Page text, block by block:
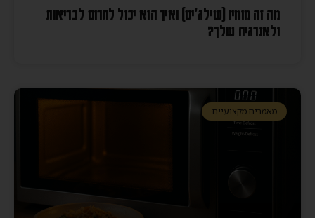
מה זה מומיו (שילג׳יט) ואיך הוא יכול לתרום לבריאות
ולאנרגיה שלך?
מאמרים מקצועיים